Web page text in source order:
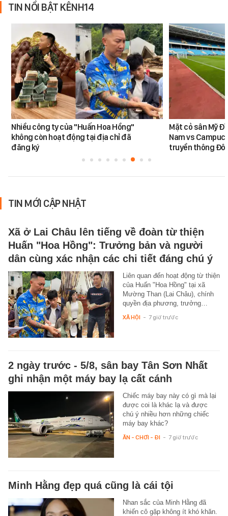
TIN NỔI BẬT KÊNH14
Nhiều công ty của "Huấn Hoa Hồng"
không còn hoạt động tại địa chỉ đã
đăng ký
Mặt cỏ sân Mỹ
Nam vs
truyền thông
TIN MỚI CẬP NHẬT
Xã ở Lai Châu lên tiếng về đoàn từ thiện
Huấn "Hoa Hồng": Trưởng bản và người
dân cùng xác nhận các chi tiết đáng chú ý
Liên quan đến hoạt động từ thiện
của Huấn "Hoa Hồng" tại xã
Mường Than (Lai Châu), chính
quyền địa phương, trưởng…
XÃ HỘI - 7 giờ trước
2 ngày trước - 5/8, sân bay Tân Sơn Nhất
ghi nhận một máy bay lạ cất cánh
Chiếc máy bay này có gì mà lại
được coi là khác lạ và được
chú ý nhiều hơn những chiếc
máy bay khác?
ĂN - CHƠI - ĐI - 7 giờ trước
Minh Hằng đẹp quá cũng là cái tội
Nhan sắc của Minh Hằng đã
khiến cô gặp không ít khó khăn.